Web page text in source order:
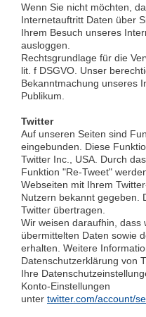
Wenn Sie nicht möchten,
Internetauftritt Daten über
Ihrem Besuch unseres
ausloggen.
Rechtsgrundlage für die
lit. f DSGVO. Unser
Bekanntmachung unseres
Publikum.
Twitter
Auf unseren Seiten sind
eingebunden. Diese
Twitter Inc., USA. Durch
Funktion "Re-Tweet"
Webseiten mit Ihrem
Nutzern bekannt gegeben.
Twitter übertragen.
Wir weisen daraufhin, dass
übermittelten Daten sowie
erhalten. Weitere
Datenschutzerklärung von
Ihre
Konto-Einstellungen
unter twitter.com/account/